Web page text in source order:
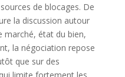
de blocages. De
la discussion autour
marché, état du bien,
la négociation repose
que sur des